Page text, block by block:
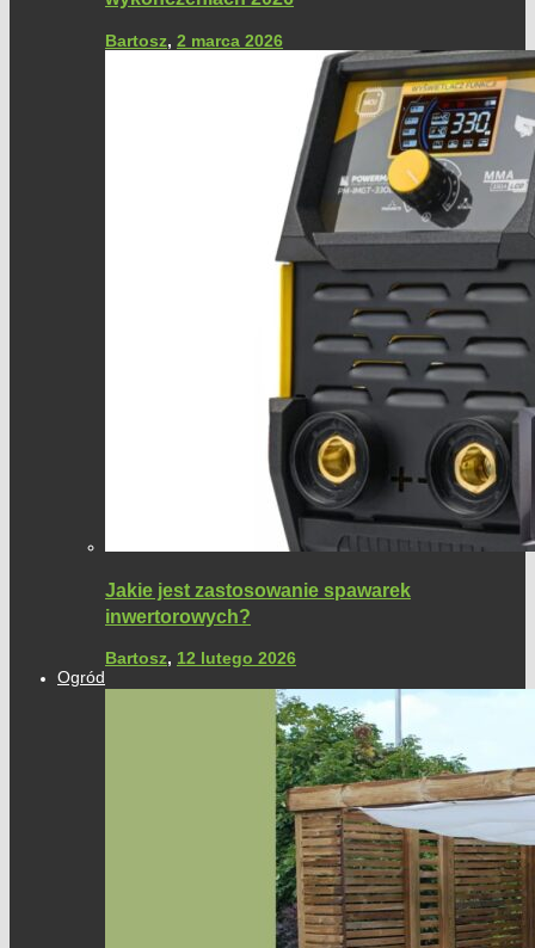
Bartosz, 2 marca 2026
Jakie jest zastosowanie spawarek
inwertorowych?
Bartosz, 12 lutego 2026
Ogród